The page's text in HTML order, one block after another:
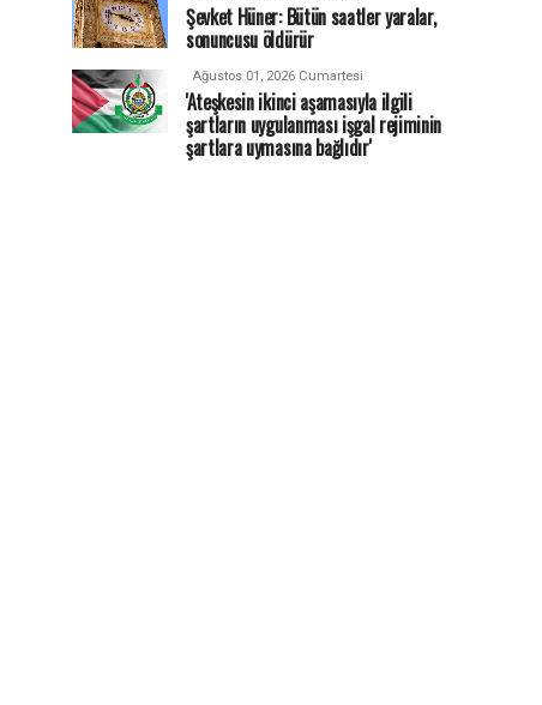
Şevket Hüner: Bütün saatler yaralar,
sonuncusu öldürür
Ağustos 01, 2026 Cumartesi
'Ateşkesin ikinci aşamasıyla ilgili
şartların uygulanması işgal rejiminin
şartlara uymasına bağlıdır'